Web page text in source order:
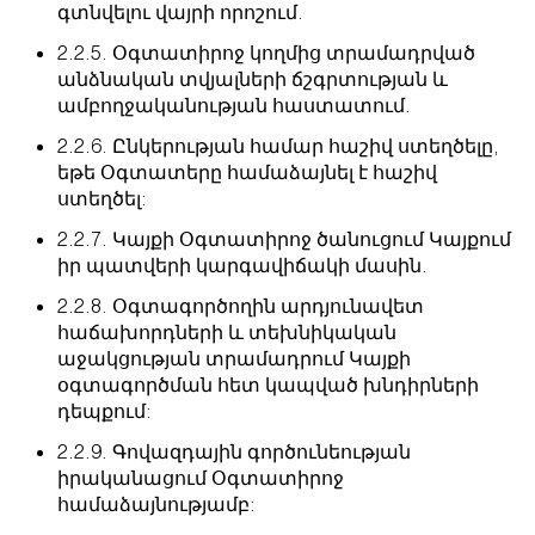
գտնվելու վայրի որոշում.
2.2.5. Օգտատիրոջ կողմից տրամադրված
անձնական տվյալների ճշգրտության և
ամբողջականության հաստատում.
2.2.6. Ընկերության համար հաշիվ ստեղծելը,
եթե Օգտատերը համաձայնել է հաշիվ
ստեղծել:
2.2.7. Կայքի Օգտատիրոջ ծանուցում Կայքում
իր պատվերի կարգավիճակի մասին.
2.2.8. Օգտագործողին արդյունավետ
հաճախորդների և տեխնիկական
աջակցության տրամադրում Կայքի
օգտագործման հետ կապված խնդիրների
դեպքում:
2.2.9. Գովազդային գործունեության
իրականացում Օգտատիրոջ
համաձայնությամբ: